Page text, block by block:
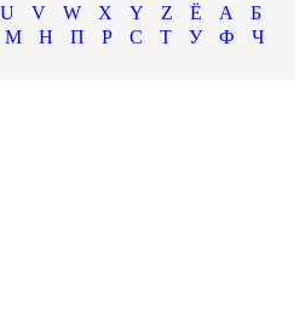
U V W X Y Z Ё А
Б
М Н П Р С Т У Ф
Ч